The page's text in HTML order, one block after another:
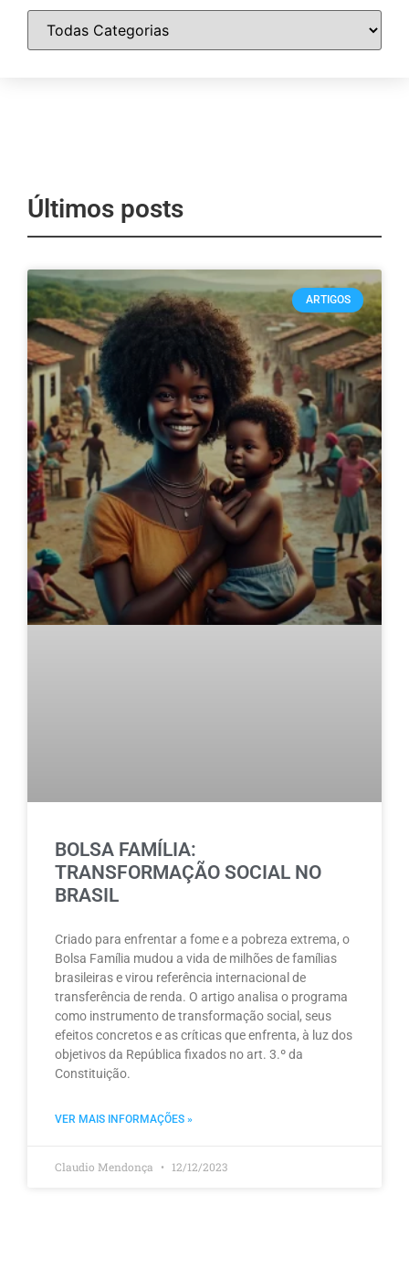
Últimos posts
ARTIGOS
BOLSA FAMÍLIA:
TRANSFORMAÇÃO SOCIAL NO
BRASIL
Criado para enfrentar a fome e a pobreza extrema, o
Bolsa Família mudou a vida de milhões de famílias
brasileiras e virou referência internacional de
transferência de renda. O artigo analisa o programa
como instrumento de transformação social, seus
efeitos concretos e as críticas que enfrenta, à luz dos
objetivos da República fixados no art. 3.º da
Constituição.
VER MAIS INFORMAÇÕES »
Claudio Mendonça 12/12/2023